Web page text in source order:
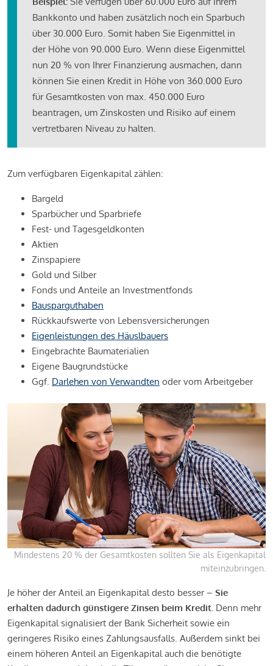
Bankkonto und haben zusätzlich noch ein Sparbuch
über 30.000 Euro. Somit haben Sie Eigenmittel in
der Höhe von 90.000 Euro. Wenn diese Eigenmittel
nun 20 % von Ihrer Finanzierung ausmachen, dann
können Sie einen Kredit in Höhe von 360.000 Euro
für Gesamtkosten von max. 450.000 Euro
beantragen, um Zinskosten und Risiko auf einem
vertretbaren Niveau zu halten.
Zum verfügbaren Eigenkapital zählen:
Bargeld
Sparbücher und Sparbriefe
Fest- und Tagesgeldkonten
Aktien
Zinspapiere
Gold und Silber
Fonds und Anteile an Investmentfonds
Bausparguthaben
Rückkaufswerte von Lebensversicherungen
Eigenleistungen des Häuslbauers
Eingebrachte Baumaterialien
Eigene Baugrundstücke
Ggf. Darlehen von Verwandten oder vom Arbeitgeber
Mindestens 20 % der Gesamtkosten sollten Sie als Eigenkapital
miteinzubringen.
Je höher der Anteil an Eigenkapital desto besser – Sie
erhalten dadurch günstigere Zinsen beim Kredit. Denn mehr
Eigenkapital signalisiert der Bank Sicherheit sowie ein
geringeres Risiko eines Zahlungsausfalls. Außerdem sinkt bei
einem höheren Anteil an Eigenkapital auch die benötigte